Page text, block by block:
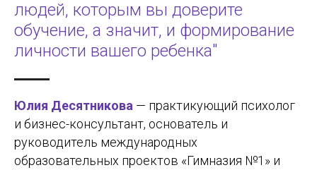
людей, которым вы доверите
обучение, а значит, и формирование
личности вашего ребенка"
Юлия Десятникова — практикующий психолог
и бизнес-консультант, основатель и
руководитель международных
образовательных проектов «Гимназия №1» и